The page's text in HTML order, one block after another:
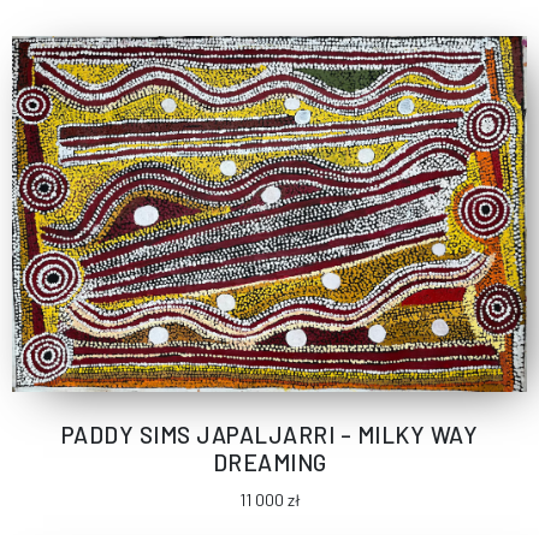
PADDY SIMS JAPALJARRI – MILKY WAY
DREAMING
11 000 zł